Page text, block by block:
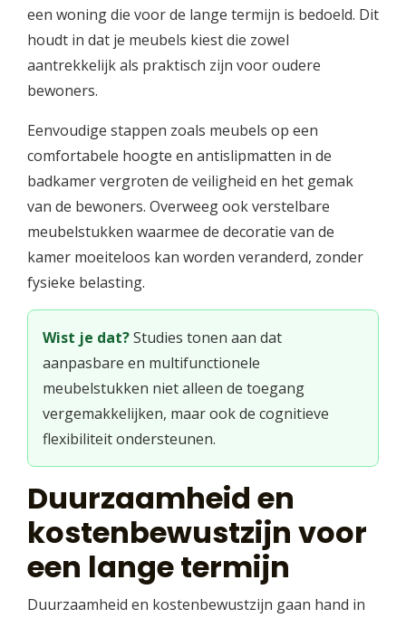
een woning die voor de lange termijn is bedoeld. Dit
houdt in dat je meubels kiest die zowel
aantrekkelijk als praktisch zijn voor oudere
bewoners.
Eenvoudige stappen zoals meubels op een
comfortabele hoogte en antislipmatten in de
badkamer vergroten de veiligheid en het gemak
van de bewoners. Overweeg ook verstelbare
meubelstukken waarmee de decoratie van de
kamer moeiteloos kan worden veranderd, zonder
fysieke belasting.
Wist je dat?Studies tonen aan dat
aanpasbare en multifunctionele
meubelstukken niet alleen de toegang
vergemakkelijken, maar ook de cognitieve
flexibiliteit ondersteunen.
Duurzaamheid en
kostenbewustzijn voor
een lange termijn
Duurzaamheid en kostenbewustzijn gaan hand in